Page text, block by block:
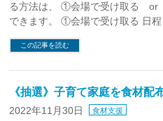
る方法は、 ①会場で受け取る
できます。 ①会場で受け取る 日
この記事を読む
《抽選》子育て家庭を食材配
2022年11月30日 食材支援